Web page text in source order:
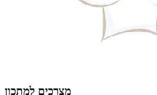
מצרכים למתכון